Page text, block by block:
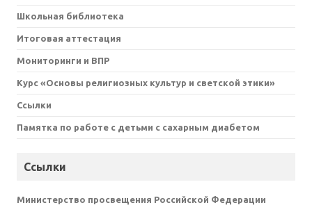
Школьная библиотека
Итоговая аттестация
Мониторинги и ВПР
Курс «Основы религиозных культур и светской этики»
Ссылки
Памятка по работе с детьми с сахарным диабетом
Ссылки
Министерство просвещения Российской Федерации